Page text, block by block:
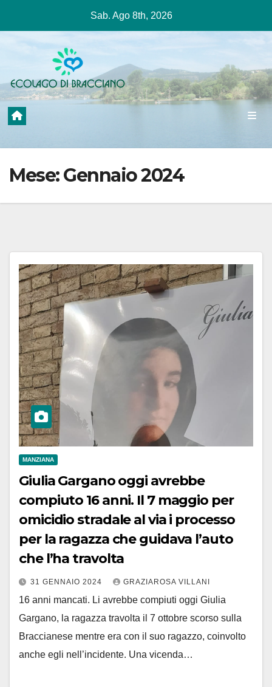
contenuto
Sab. Ago 8th, 2026
Mese:Gennaio 2024
MANZIANA
Giulia Gargano oggi avrebbe
compiuto 16 anni. Il 7 maggio per
omicidio stradale al via i processo
per la ragazza che guidava l’auto
che l’ha travolta
31 GENNAIO 2024 GRAZIAROSA VILLANI
16 anni mancati. Li avrebbe compiuti oggi Giulia
Gargano, la ragazza travolta il 7 ottobre scorso sulla
Braccianese mentre era con il suo ragazzo, coinvolto
anche egli nell’incidente. Una vicenda…